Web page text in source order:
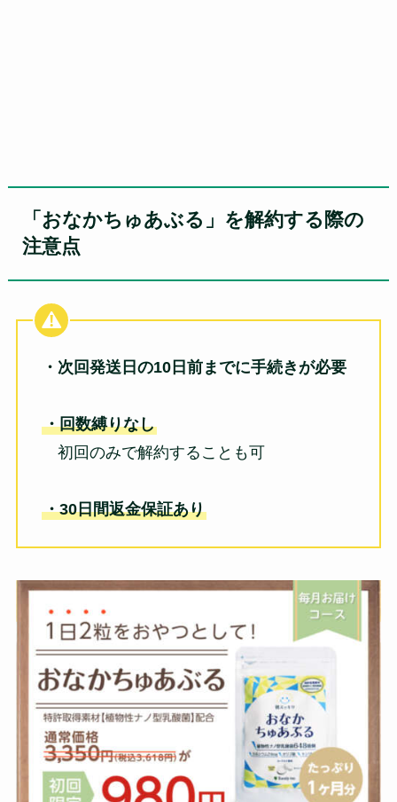
「おなかちゅあぶる」を解約する際の
注意点
・次回発送日の10日前までに手続きが必要
・回数縛りなし
初回のみで解約することも可
・30日間返金保証あり